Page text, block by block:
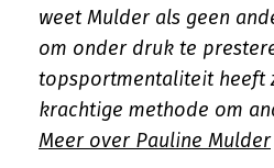
weet Mulder als geen
om onder druk te
topsportmentaliteit heeft
krachtige methode om
Meer over Pauline Mulder